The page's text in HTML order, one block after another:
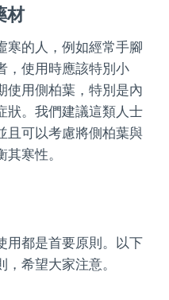
材
寒的人，例如經常手腳
，使用時應該特別小
使用側柏葉，特別是內
狀。我們建議這類人士
且可以考慮將側柏葉與
寒性。
用都是首要原則。以下
希望大家注意。